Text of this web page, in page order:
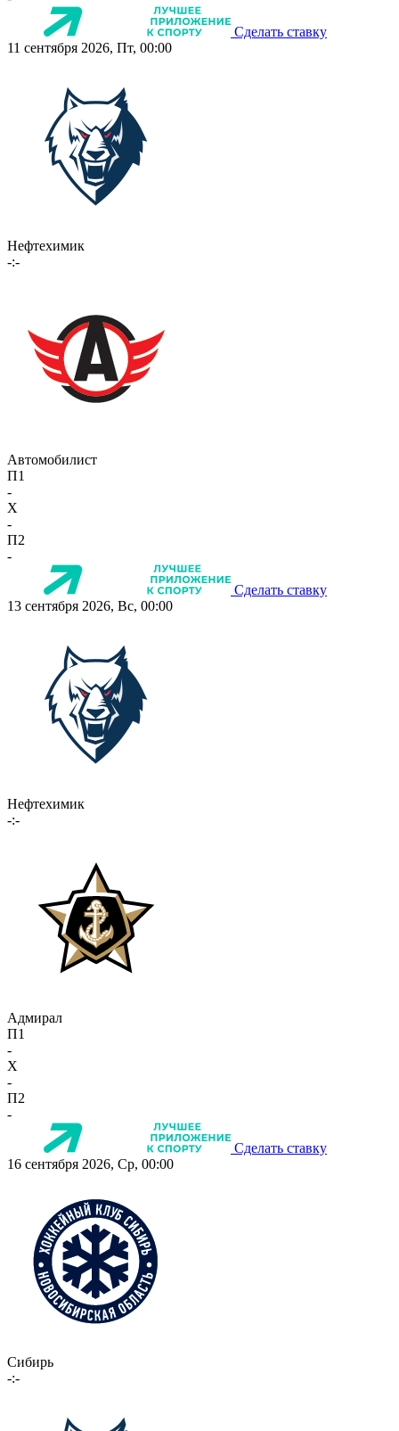
Сделать ставку
11 сентября 2026, Пт, 00:00
Нефтехимик
-:-
Автомобилист
П1
-
X
-
П2
-
Сделать ставку
13 сентября 2026, Вс, 00:00
Нефтехимик
-:-
Адмирал
П1
-
X
-
П2
-
Сделать ставку
16 сентября 2026, Ср, 00:00
Сибирь
-:-